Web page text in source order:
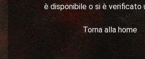
è disponibile o si è verificato
Torna alla home